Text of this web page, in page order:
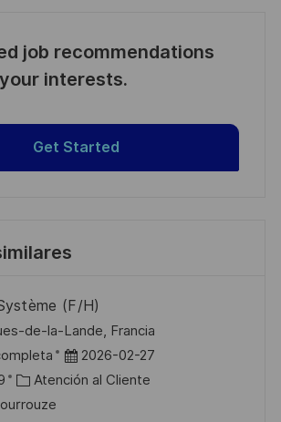
job recommendations
interests.
Get Started
(F/H)
de-la-Lande, Francia
F
e
2026-02-27
C
a
Atención al Cliente